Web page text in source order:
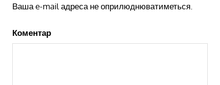
Ваша e-mail адреса не оприлюднюватиметься.
Коментар